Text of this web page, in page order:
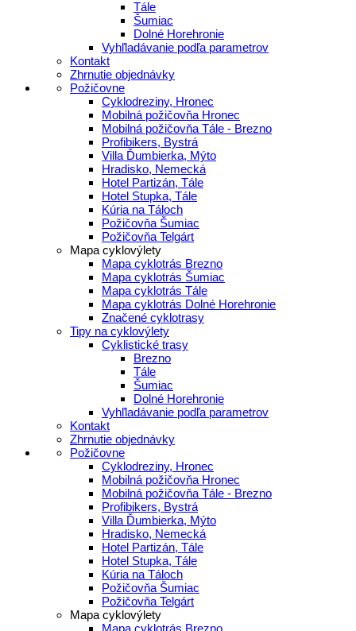
Tále
Šumiac
Dolné Horehronie
Vyhľladávanie podľa parametrov
Kontakt
Zhrnutie objednávky
Požičovne
Cyklodreziny, Hronec
Mobilná požičovňa Hronec
Mobilná požičovňa Tále - Brezno
Profibikers, Bystrá
Villa Ďumbierka, Mýto
Hradisko, Nemecká
Hotel Partizán, Tále
Hotel Stupka, Tále
Kúria na Táloch
Požičovňa Šumiac
Požičovňa Telgárt
Mapa cyklovýlety
Mapa cyklotrás Brezno
Mapa cyklotrás Šumiac
Mapa cyklotrás Tále
Mapa cyklotrás Dolné Horehronie
Značené cyklotrasy
Tipy na cyklovýlety
Cyklistické trasy
Brezno
Tále
Šumiac
Dolné Horehronie
Vyhľladávanie podľa parametrov
Kontakt
Zhrnutie objednávky
Požičovne
Cyklodreziny, Hronec
Mobilná požičovňa Hronec
Mobilná požičovňa Tále - Brezno
Profibikers, Bystrá
Villa Ďumbierka, Mýto
Hradisko, Nemecká
Hotel Partizán, Tále
Hotel Stupka, Tále
Kúria na Táloch
Požičovňa Šumiac
Požičovňa Telgárt
Mapa cyklovýlety
Mapa cyklotrás Brezno